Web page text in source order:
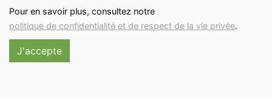
Pour en savoir plus, consultez notre
politique de confidentialité et de respect de la vie privée.
J'accepte
Dimanche09:30-12:00